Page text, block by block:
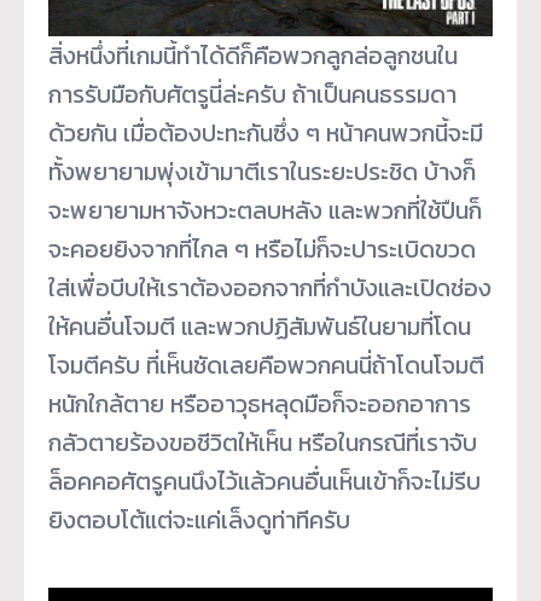
สิ่งหนึ่งที่เกมนี้ทำได้ดีก็คือพวกลูกล่อลูกชนใน
การรับมือกับศัตรูนี่ล่ะครับ ถ้าเป็นคนธรรมดา
ด้วยกัน เมื่อต้องปะทะกันซึ่ง ๆ หน้าคนพวกนี้จะมี
ทั้งพยายามพุ่งเข้ามาตีเราในระยะประชิด บ้างก็
จะพยายามหาจังหวะตลบหลัง และพวกที่ใช้ปืนก็
จะคอยยิงจากที่ไกล ๆ หรือไม่ก็จะปาระเบิดขวด
ใส่เพื่อบีบให้เราต้องออกจากที่กำบังและเปิดช่อง
ให้คนอื่นโจมตี และพวกปฏิสัมพันธ์ในยามที่โดน
โจมตีครับ ที่เห็นชัดเลยคือพวกคนนี่ถ้าโดนโจมตี
หนักใกล้ตาย หรืออาวุธหลุดมือก็จะออกอาการ
กลัวตายร้องขอชีวิตให้เห็น หรือในกรณีที่เราจับ
ล็อคคอศัตรูคนนึงไว้แล้วคนอื่นเห็นเข้าก็จะไม่รีบ
ยิงตอบโต้แต่จะแค่เล็งดูท่าทีครับ